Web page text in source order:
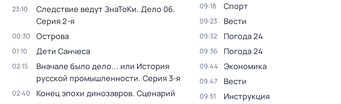
23:10 Следствие ведут ЗнаТоКи. Дело 06.
Серия 2-я
00:30 Острова
01:10 Дети Санчеса
02:15
Вначале было дело... или История
русской промышленности. Серия 3-я
02:40
Конец эпохи динозавров. Сценарий
09:18 Спорт
09:23 Вести
09:32 Погода 24
09:36 Погода 24
09:44 Экономика
09:47 Вести
09:51 Инструкция